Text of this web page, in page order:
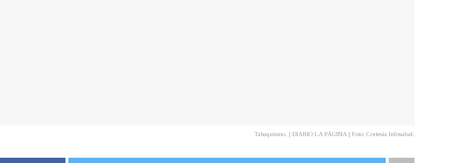
Tabaquismo. | DIARIO LA PÁGINA | Foto: Cortesía Infosalud.